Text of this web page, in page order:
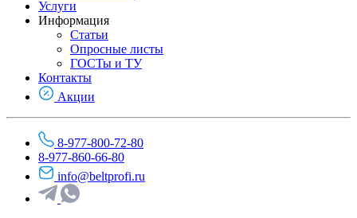
Услуги
Информация
Статьи
Опросные листы
ГОСТы и ТУ
Контакты
Акции
8-977-800-72-80
8-977-860-66-80
info@beltprofi.ru